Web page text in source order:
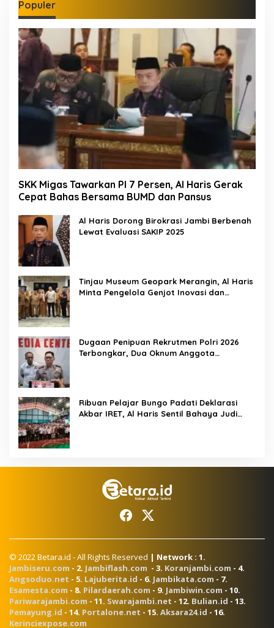
Populer
SKK Migas Tawarkan PI 7 Persen, Al Haris Gerak
Cepat Bahas Bersama BUMD dan Pansus
Al Haris Dorong Birokrasi Jambi Berbenah
Lewat Evaluasi SAKIP 2025
Tinjau Museum Geopark Merangin, Al Haris
Minta Pengelola Genjot Inovasi dan
Dugaan Penipuan Rekrutmen Polri 2026
Terbongkar, Dua Oknum Anggota
Ribuan Pelajar Bungo Padati Deklarasi
Akbar IRET, Al Haris Sentil Bahaya Judi
© 2022 Betara.id - All Rights Reserved | Network : 1.
Jambiseru.com - 2. Jambiflash.com - 3. Koranjambi.com - 4.
Angsoduo.net - 5. Lajuberita.id - 6. Jambikata.com - 7.
Esamesta.com - 8. Pilardaerah.com - 9. Jambiwin.com - 10.
Pariwarajambi.com - 11. Swarajambi.net - 12. Bulian.id - 13.
Pemayung.id - 14. Portalone.net - 15. Aksara24.id - 16.
Kerinciexpose.com